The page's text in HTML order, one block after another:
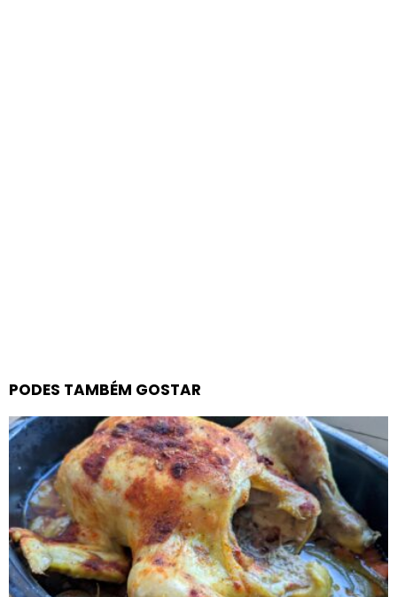
PODES TAMBÉM GOSTAR